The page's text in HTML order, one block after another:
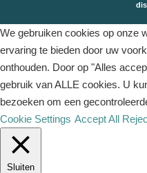
We gebruiken cookies op onze
ervaring te bieden door uw
onthouden. Door op "Alles
gebruik van ALLE cookies. U
bezoeken om een
Cookie Settings Accept All
Sluiten